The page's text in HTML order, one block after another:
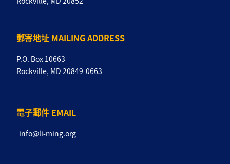
郵寄地址 MAILING ADDRESS
P.O. Box 10663
Rockville, MD 20849-0663
電子郵件 EMAIL
info@li-ming.org